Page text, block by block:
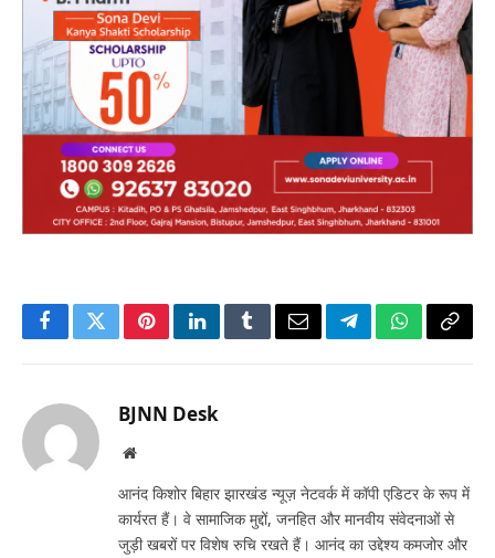
FacebookTwitterPinterestLinkedInTumblrEmailTelegramWhatsApp
Copy
BJNN Desk
Website
आनंद किशोर बिहार झारखंड न्यूज़ नेटवर्क में कॉपी एडिटर के रूप में
कार्यरत हैं। वे सामाजिक मुद्दों, जनहित और मानवीय संवेदनाओं से
जुड़ी खबरों पर विशेष रुचि रखते हैं। आनंद का उद्देश्य कमजोर और